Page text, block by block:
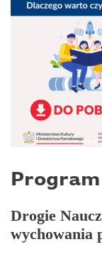
Program
Drogie
wychowania